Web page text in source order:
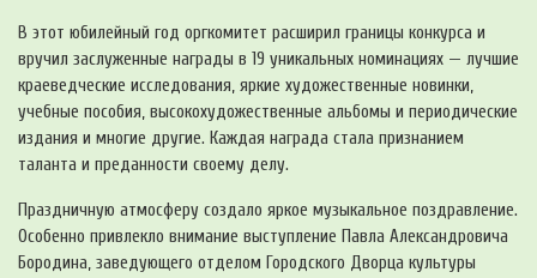
В этот юбилейный год оргкомитет расширил границы конкурса и
вручил заслуженные награды в 19 уникальных номинациях — лучшие
краеведческие исследования, яркие художественные новинки,
учебные пособия, высокохудожественные альбомы и периодические
издания и многие другие. Каждая награда стала признанием
таланта и преданности своему делу.
Праздничную атмосферу создало яркое музыкальное поздравление.
Особенно привлекло внимание выступление Павла Александровича
Бородина, заведующего отделом Городского Дворца культуры